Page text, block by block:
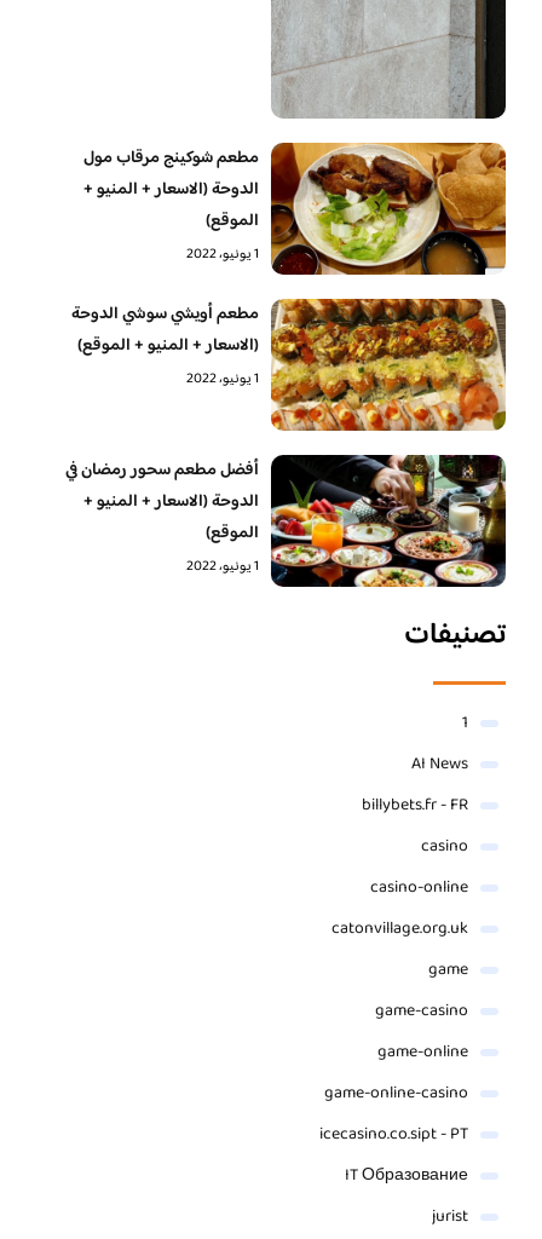
مطعم شوكينج مرقاب مول
الدوحة (الاسعار + المنيو +
الموقع)
1 يونيو، 2022
مطعم أويشي سوشي الدوحة
(الاسعار + المنيو + الموقع)
1 يونيو، 2022
أفضل مطعم سحور رمضان في
الدوحة (الاسعار + المنيو +
الموقع)
1 يونيو، 2022
تصنيفات
1
AI News
billybets.fr - FR
casino
casino-online
catonvillage.org.uk
game
game-casino
game-online
game-online-casino
icecasino.co.sipt - PT
IT Образование
jurist